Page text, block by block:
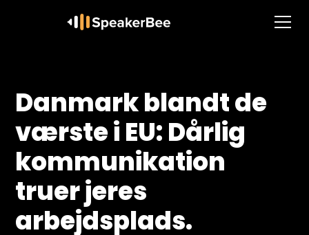
Danmark blandt de
værste i EU: Dårlig
kommunikation
truer jeres
arbejdsplads.